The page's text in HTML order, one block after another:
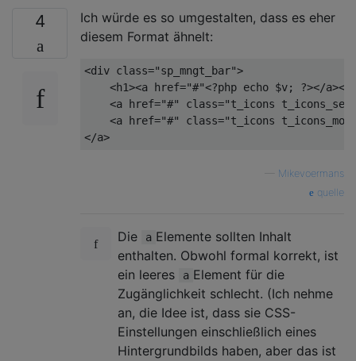
4
Ich würde es so umgestalten, dass es eher
diesem Format ähnelt:
<div class="sp_mngt_bar">
<h1><a href="#"<?php echo $v; ?></a></
<a href="#" class="t_icons
<a href="#" class="t_icons
</a>
Mikevoermans
quelle
Die a Elemente sollten Inhalt
enthalten. Obwohl formal korrekt, ist
ein leeres
a Element für die
Zugänglichkeit schlecht. (Ich nehme
an, die Idee ist, dass sie CSS-
Einstellungen einschließlich eines
Hintergrundbilds haben, aber das ist